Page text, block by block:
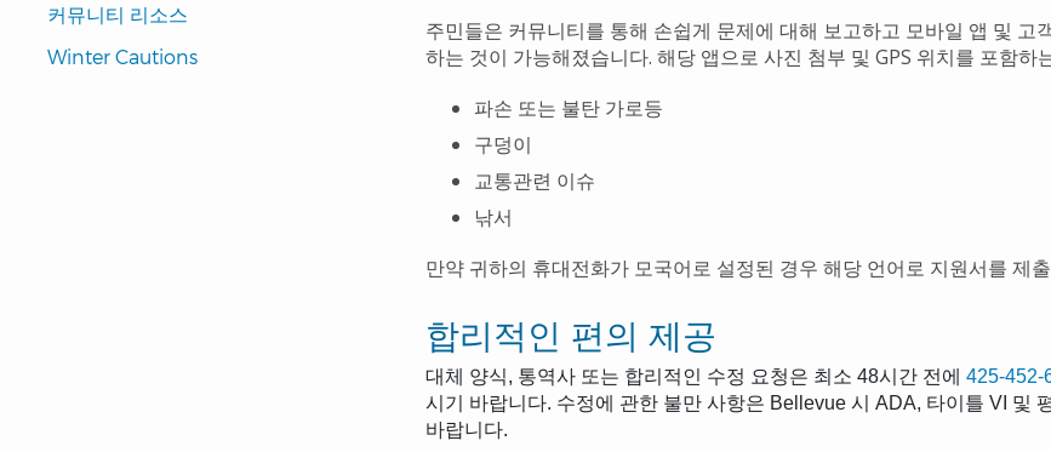
커뮤니티 리소스
Winter Cautions
주민들은 커뮤니티를 통해 손쉽게 문제에 대해 보고하고 모바일 앱 및 고
하는 것이 가능해졌습니다. 해당 앱으로 사진 첨부 및 GPS 위치를 포함
파손 또는 불탄 가로등
구덩이
교통관련 이슈
낚서
만약 귀하의 휴대전화가 모국어로 설정된 경우 해당 언어로 지원서를 제
합리적인 편의 제공
대체 양식, 통역사 또는 합리적인 수정 요청은 최소 48시간 전에 425-452-
시기 바랍니다. 수정에 관한 불만 사항은 Bellevue 시 ADA, 타이틀 VI 및
바랍니다.